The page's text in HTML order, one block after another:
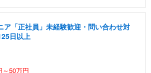
ア「正社員」未経験歓迎・問い合わせ対
日以上
～50万円